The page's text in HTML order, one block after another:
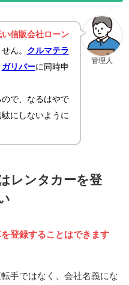
管理人
信販会社ローン
ん。
クルマテラ
ガリバーに同時申
で、なるはやで
にしないように
レンタカーを登
を登録することはできます
手ではなく、会社名義にな